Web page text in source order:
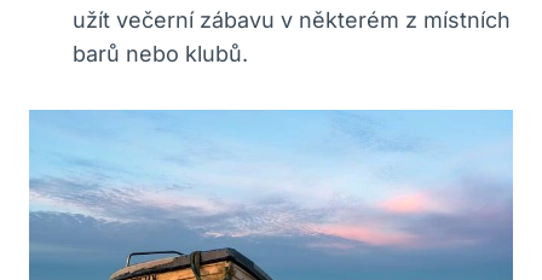
užít večerní zábavu v⁣ některém​ z místních
‌barů nebo klubů.